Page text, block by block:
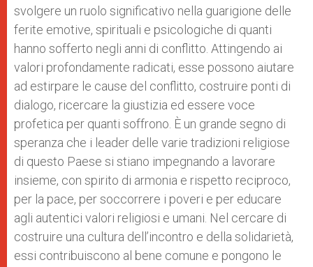
svolgere un ruolo significativo nella guarigione delle
ferite emotive, spirituali e psicologiche di quanti
hanno sofferto negli anni di conflitto. Attingendo ai
valori profondamente radicati, esse possono aiutare
ad estirpare le cause del conflitto, costruire ponti di
dialogo, ricercare la giustizia ed essere voce
profetica per quanti soffrono. È un grande segno di
speranza che i leader delle varie tradizioni religiose
di questo Paese si stiano impegnando a lavorare
insieme, con spirito di armonia e rispetto reciproco,
per la pace, per soccorrere i poveri e per educare
agli autentici valori religiosi e umani. Nel cercare di
costruire una cultura dell’incontro e della solidarietà,
essi contribuiscono al bene comune e pongono le